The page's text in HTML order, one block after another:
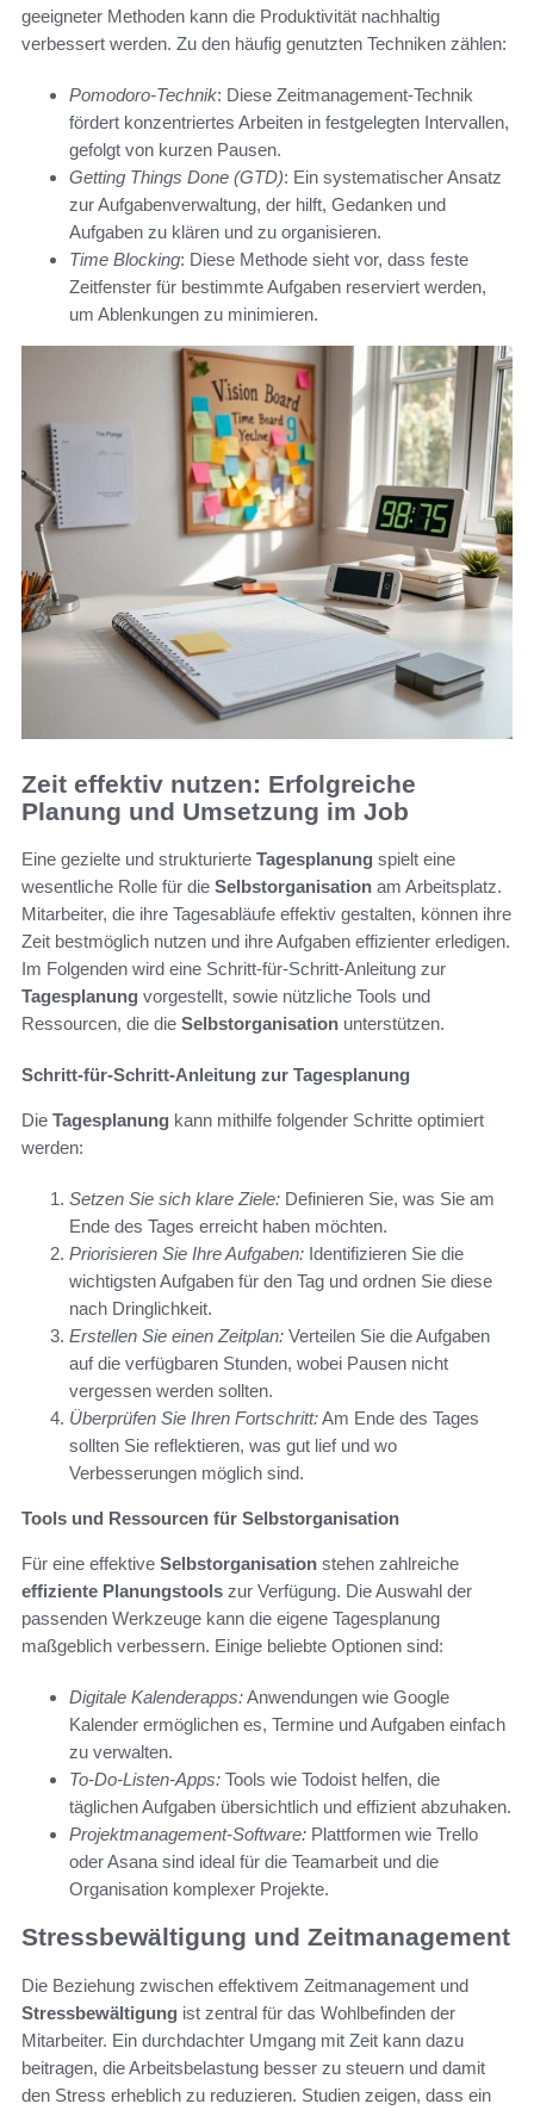
geeigneter Methoden kann die Produktivität nachhaltig
verbessert werden. Zu den häufig genutzten Techniken zählen:
Pomodoro-Technik: Diese Zeitmanagement-Technik
fördert konzentriertes Arbeiten in festgelegten Intervallen,
gefolgt von kurzen Pausen.
Getting Things Done (GTD): Ein systematischer Ansatz
zur Aufgabenverwaltung, der hilft, Gedanken und
Aufgaben zu klären und zu organisieren.
Time Blocking: Diese Methode sieht vor, dass feste
Zeitfenster für bestimmte Aufgaben reserviert werden,
um Ablenkungen zu minimieren.
Zeit effektiv nutzen: Erfolgreiche
Planung und Umsetzung im Job
Eine gezielte und strukturierte Tagesplanung spielt eine
wesentliche Rolle für die Selbstorganisation am Arbeitsplatz.
Mitarbeiter, die ihre Tagesabläufe effektiv gestalten, können ihre
Zeit bestmöglich nutzen und ihre Aufgaben effizienter erledigen.
Im Folgenden wird eine Schritt-für-Schritt-Anleitung zur
Tagesplanung vorgestellt, sowie nützliche Tools und
Ressourcen, die die Selbstorganisation unterstützen.
Schritt-für-Schritt-Anleitung zur Tagesplanung
Die Tagesplanung kann mithilfe folgender Schritte optimiert
werden:
Setzen Sie sich klare Ziele: Definieren Sie, was Sie am
Ende des Tages erreicht haben möchten.
Priorisieren Sie Ihre Aufgaben: Identifizieren Sie die
wichtigsten Aufgaben für den Tag und ordnen Sie diese
nach Dringlichkeit.
Erstellen Sie einen Zeitplan: Verteilen Sie die Aufgaben
auf die verfügbaren Stunden, wobei Pausen nicht
vergessen werden sollten.
Überprüfen Sie Ihren Fortschritt:Am Ende des Tages
sollten Sie reflektieren, was gut lief und wo
Verbesserungen möglich sind.
Tools und Ressourcen für Selbstorganisation
Für eine effektive Selbstorganisation stehen zahlreiche
effiziente Planungstools zur Verfügung. Die Auswahl der
passenden Werkzeuge kann die eigene Tagesplanung
maßgeblich verbessern. Einige beliebte Optionen sind:
Digitale Kalenderapps:Anwendungen wie Google
Kalender ermöglichen es, Termine und Aufgaben einfach
zu verwalten.
To-Do-Listen-Apps: Tools wie Todoist helfen, die
täglichen Aufgaben übersichtlich und effizient abzuhaken.
Projektmanagement-Software: Plattformen wie Trello
oder Asana sind ideal für die Teamarbeit und die
Organisation komplexer Projekte.
Stressbewältigung und Zeitmanagement
Die Beziehung zwischen effektivem Zeitmanagement und
Stressbewältigung ist zentral für das Wohlbefinden der
Mitarbeiter. Ein durchdachter Umgang mit Zeit kann dazu
beitragen, die Arbeitsbelastung besser zu steuern und damit
den Stress erheblich zu reduzieren. Studien zeigen, dass ein